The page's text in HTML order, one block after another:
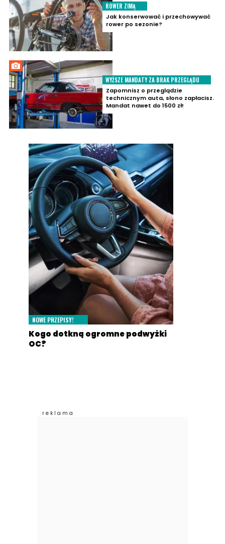
NOWE PRZEPISY!
Kogo dotkną ogromne podwyżki
OC?
ROWER ZIMĄ
Jak konserwować i przechowywać
rower po sezonie?
WYŻSZE MANDATY ZA BRAK PRZEGLĄDU
Zapomnisz o przeglądzie
technicznym auta, słono zapłacisz.
Mandat nawet do 1500 zł!